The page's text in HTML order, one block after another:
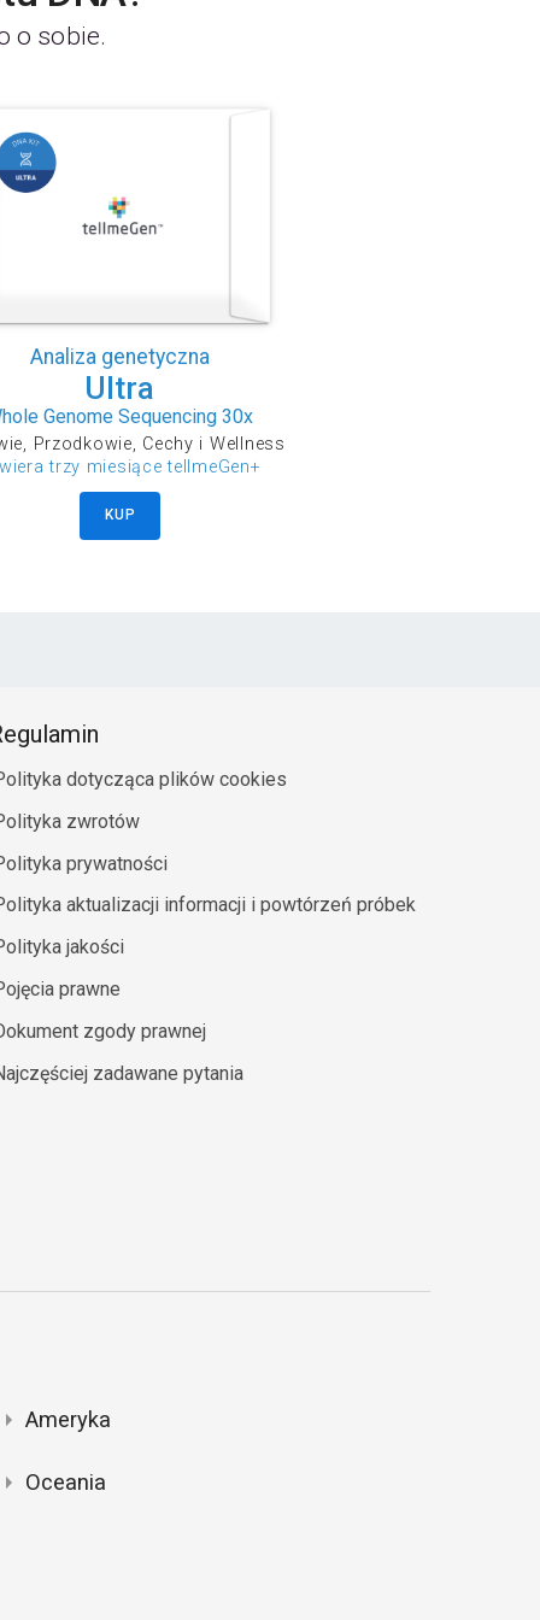
o sobie.
Analiza genetyczna
Ultra
Genome Sequencing 30x
Przodkowie, Cechy i Wellness
trzy miesiące tellmeGen+
KUP
dotycząca plików cookies
zwrotów
prywatności
aktualizacji informacji i powtórzeń próbek
jakości
prawne
zgody prawnej
zadawane pytania
Ameryka
Oceania